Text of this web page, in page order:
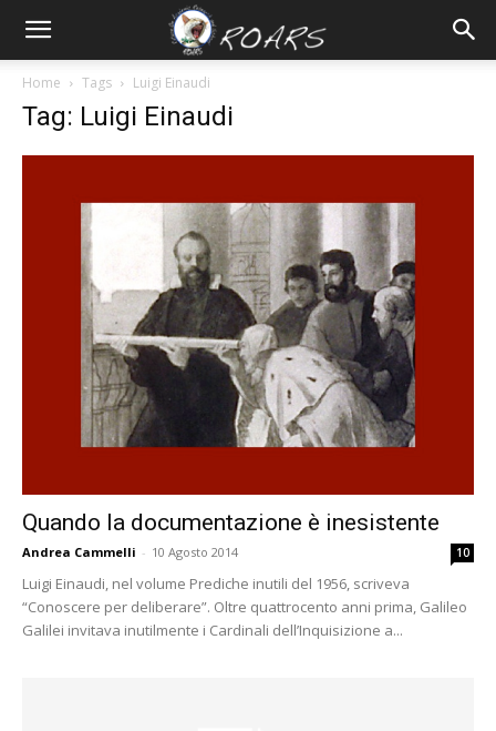
Home Tags Luigi Einaudi
Tag: Luigi Einaudi
Quando la documentazione è inesistente
Andrea Cammelli - 10 Agosto 2014 10
Luigi Einaudi, nel volume Prediche inutili del 1956, scriveva
“Conoscere per deliberare”. Oltre quattrocento anni prima, Galileo
Galilei invitava inutilmente i Cardinali dell’Inquisizione a...